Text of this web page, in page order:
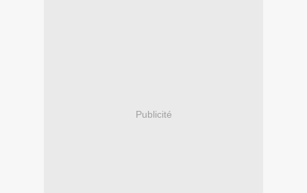
Publicité